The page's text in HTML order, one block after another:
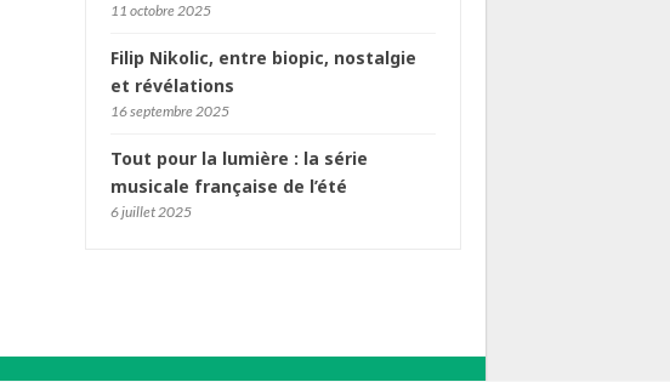
11 octobre 2025
Filip Nikolic, entre biopic, nostalgie
et révélations
16 septembre 2025
Tout pour la lumière : la série
musicale française de l’été
6 juillet 2025